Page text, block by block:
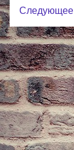
Следующее